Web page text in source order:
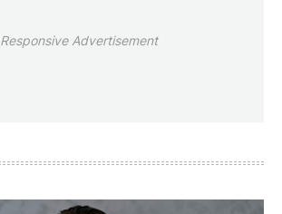
Responsive Advertisement